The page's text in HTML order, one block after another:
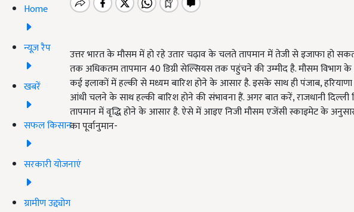
Home
न्यूज़ रैप
खबरें
सफल किसान
सरकारी योजनाएं
ग्रामीण उद्द्योग
उत्तर भारत के मौसम में हो रहे उतार चढ़ाव के चलते तापमान में तेजी से इजाफा हो
तक अधिकतम तापमान 40 डिग्री सेल्सियस तक पहुंचने की उम्मीद है. मौसम विभाग
कई इलाकों में हल्की से मध्यम बारिश होने के आसार है. इसके साथ ही पंजाब, हरियाणा
आंधी चलने के साथ हल्की बारिश होने की संभावना हैं. अगर बात करें, राजधानी
तापमान में वृद्धि होने के आसार है. ऐसे में आइए निजी मौसम एजेंसी स्काइमेट के
का पूर्वानुमान-